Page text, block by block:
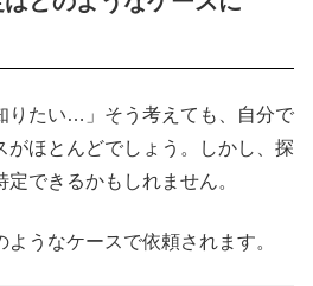
りたい…」そう考えても、自分で
がほとんどでしょう。しかし、探
できるかもしれません。
うなケースで依頼されます。